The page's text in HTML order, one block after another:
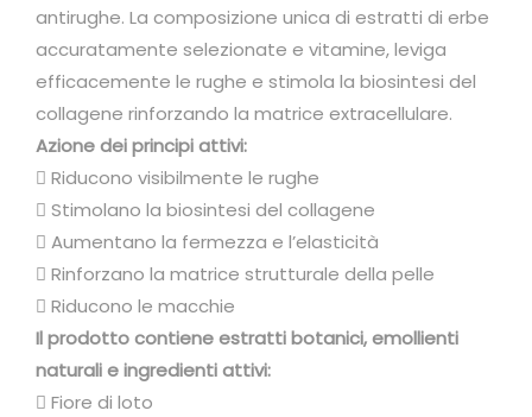
"
C
o
l
l
a
g
e
n
L
i
f
t
antirughe. La composizione unica di estratti di erbe
accuratamente selezionate e vitamine, leviga
efficacemente le rughe e stimola la biosintesi del
collagene rinforzando la matrice extracellulare.
Azione dei principi attivi:
 Riducono visibilmente le rughe
 Stimolano la biosintesi del collagene
 Aumentano la fermezza e l’elasticità
 Rinforzano la matrice strutturale della pelle
 Riducono le macchie
Il prodotto contiene estratti botanici, emollienti
naturali e ingredienti attivi:
 Fiore di loto